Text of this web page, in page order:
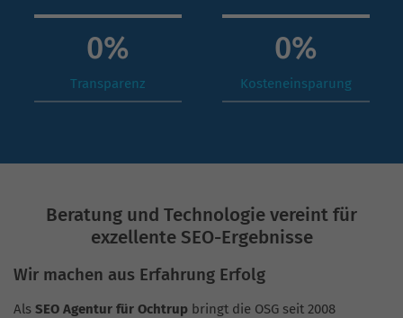
0%
Transparenz
0%
Kosteneinsparung
Beratung und Technologie vereint für
exzellente SEO-Ergebnisse
Wir machen aus Erfahrung Erfolg
Als SEO Agentur für Ochtrup bringt die OSG seit 2008